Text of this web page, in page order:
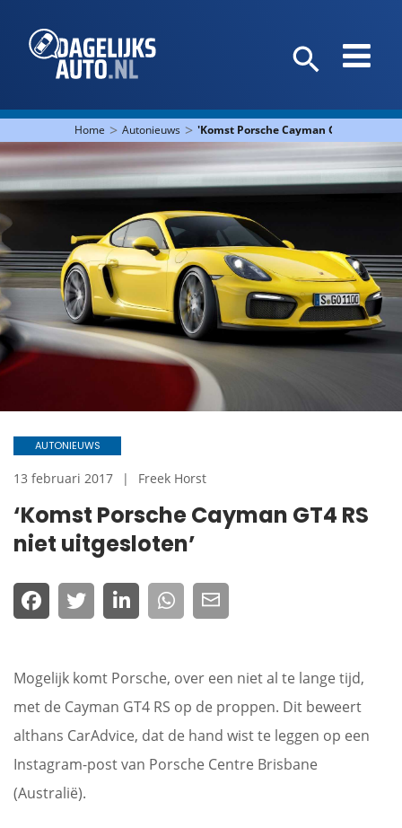
Home > Autonieuws > 'Komst Porsche Cayman GT4 RS niet
‘Komst Porsche Cayman GT4 RS
niet uitgesloten’
AUTONIEUWS
13 februari 2017 Freek Horst
Mogelijk komt Porsche, over een niet al te lange tijd,
met de Cayman GT4 RS op de proppen. Dit beweert
althans CarAdvice, dat de hand wist te leggen op een
Instagram-post van Porsche Centre Brisbane
(Australië).